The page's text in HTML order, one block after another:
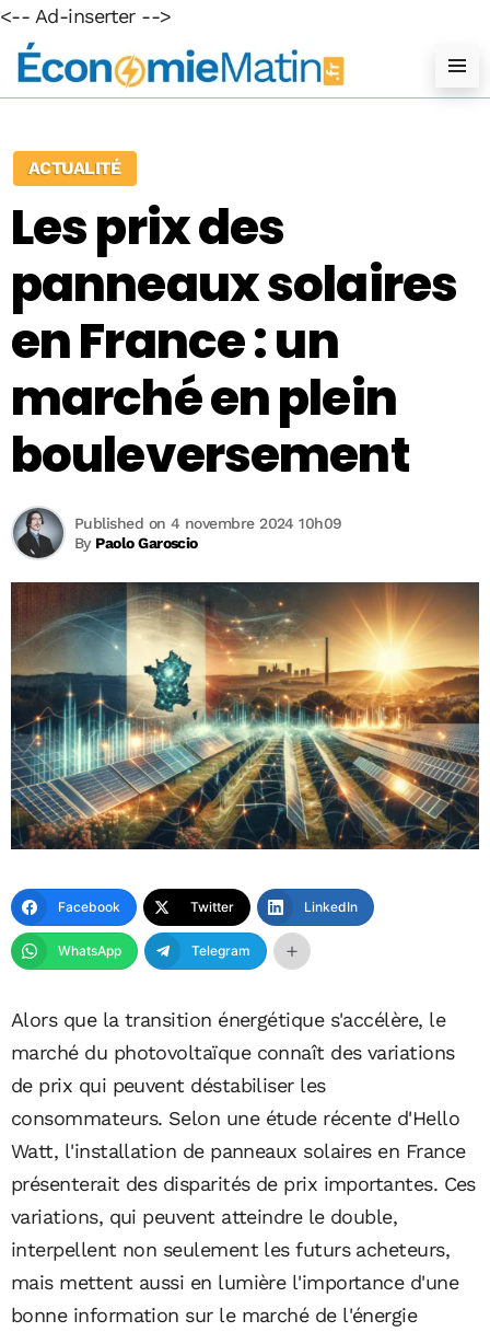
<-- Ad-inserter -->
ACTUALITÉ
Les prix des
panneaux solaires
en France : un
marché en plein
bouleversement
By Paolo Garoscio
Published on 4 novembre 2024 10h09
Facebook Twitter LinkedIn
WhatsApp Telegram
Alors que la transition énergétique s'accélère, le
marché du photovoltaïque connaît des variations
de prix qui peuvent déstabiliser les
consommateurs. Selon une étude récente d'Hello
Watt, l'installation de panneaux solaires en France
présenterait des disparités de prix importantes. Ces
variations, qui peuvent atteindre le double,
interpellent non seulement les futurs acheteurs,
mais mettent aussi en lumière l'importance d'une
bonne information sur le marché de l'énergie